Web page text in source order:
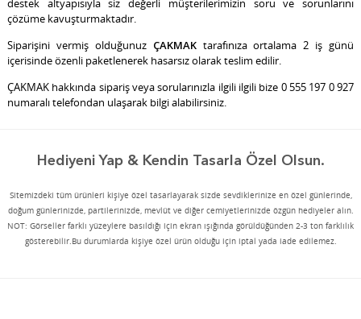
destek altyapısıyla siz değerli müşterilerimizin soru ve sorunlarını
çözüme kavuşturmaktadır.
Siparişini vermiş olduğunuz ÇAKMAKtarafınıza ortalama 2 iş günü
içerisinde özenli paketlenerek hasarsız olarak teslim edilir.
ÇAKMAKhakkında sipariş veya sorularınızla ilgili ilgili bize 0 555 197 0 927
numaralı telefondan ulaşarak bilgi alabilirsiniz.
Hediyeni Yap & Kendin Tasarla Özel Olsun.
Sitemizdeki tüm ürünleri kişiye özel tasarlayarak sizde sevdiklerinize en özel günlerinde,
doğum günlerinizde, partilerinizde, mevlüt ve diğer cemiyetlerinizde özgün hediyeler alın.
NOT: Görseller farklı yüzeylere basıldığı için ekran ışığında görüldüğünden 2-3 ton farklılık
gösterebilir.Bu durumlarda kişiye özel ürün olduğu için iptal yada iade edilemez.